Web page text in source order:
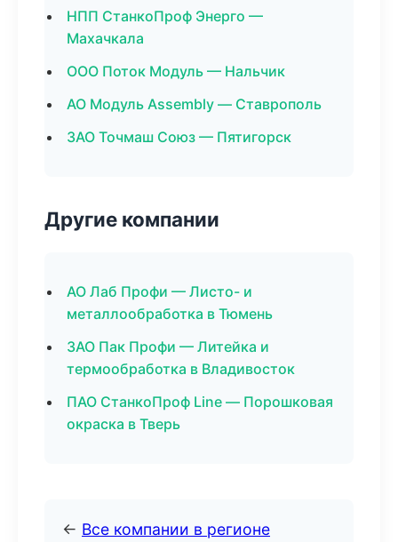
НПП СтанкоПроф Энерго —
Махачкала
ООО Поток Модуль — Нальчик
АО Модуль Assembly — Ставрополь
ЗАО Точмаш Союз — Пятигорск
Другие компании
АО Лаб Профи — Листо- и
металлообработка в Тюмень
ЗАО Пак Профи — Литейка и
термообработка в Владивосток
ПАО СтанкоПроф Line — Порошковая
окраска в Тверь
← Все компании в регионе